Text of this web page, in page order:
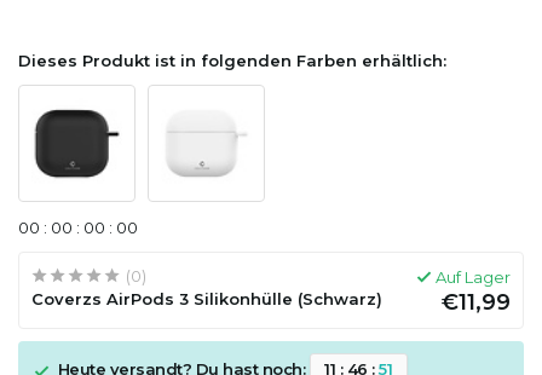
Dieses Produkt ist in folgenden Farben erhältlich:
00 : 00 : 00 : 00
(0)
Coverzs AirPods 3 Silikonhülle (Schwarz)
Auf Lager
€11,99
Heute versandt? Du hast noch: 11 : 46 :51